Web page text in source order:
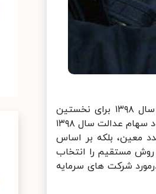
ایسنا: حسین فهیمی در جمع خبرنگاران با بیان اینکه سود سهام عدالت سال ۱۳۹۸ برای نخستین
مرتبه از طریق مکانیزم های بازار سرمایه پرداخت شد، توضیح داد: درواقع سود سهام عدالت سال ۱۳۹۸
معین، بلکه بر اساس
مستقیم را انتخاب
است. درمورد شرکت های سرمایه